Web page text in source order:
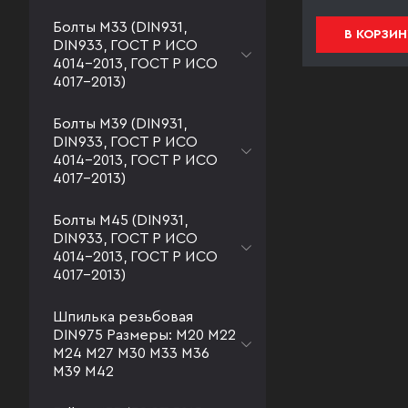
Болты М33 (DIN931,
DIN933, ГОСТ Р ИСО
4014-2013, ГОСТ Р ИСО
4017-2013)
Болты М39 (DIN931,
DIN933, ГОСТ Р ИСО
4014-2013, ГОСТ Р ИСО
4017-2013)
Болты М45 (DIN931,
DIN933, ГОСТ Р ИСО
4014-2013, ГОСТ Р ИСО
4017-2013)
Шпилька резьбовая
DIN975 Размеры: М20 М22
М24 М27 М30 М33 М36
М39 М42
В КОРЗИНУ В